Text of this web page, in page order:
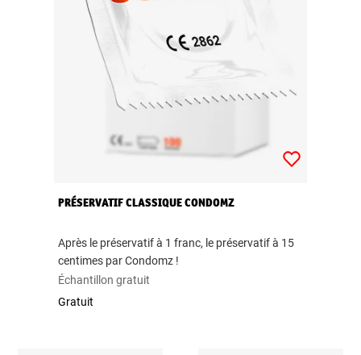
PRÉSERVATIF CLASSIQUE CONDOMZ
Après le préservatif à 1 franc, le préservatif à 15
centimes par Condomz !
Échantillon gratuit
Gratuit